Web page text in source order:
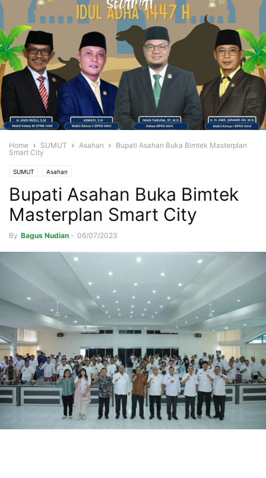
Home SUMUT Asahan
Bupati Asahan Buka Bimtek Masterplan
Smart City
SUMUT Asahan
Bupati Asahan Buka Bimtek
Masterplan Smart City
By Bagus Nudian - 06/07/2023